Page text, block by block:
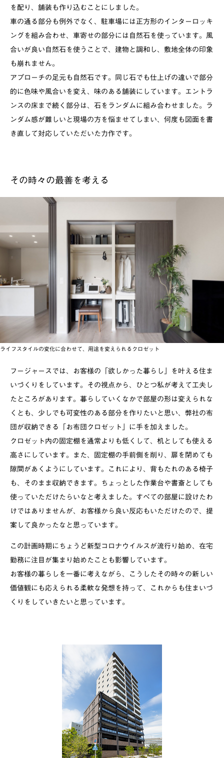
を配り、舗装も作り込むことにしました。
車の通る部分も例外でなく、駐車場には正方形のインターロッキ
ングを組み合わせ、車寄せの部分には自然石を使っています。風
合いが良い自然石を使うことで、建物と調和し、敷地全体の印象
も崩れません。
アプローチの足元も自然石です。同じ石でも仕上げの違いで部分
的に色味や風合いを変え、味のある舗装にしています。エントラ
ンスの床まで続く部分は、石をランダムに組み合わせました。ラ
ンダム感が難しいと現場の方を悩ませてしまい、何度も図面を書
き直して対応していただいた力作です。
その時々の最善を考える
ライフスタイルの変化に合わせて、用途を変えられるクロゼット
フージャースでは、お客様の「欲しかった暮らし」を叶える住ま
いづくりをしています。その視点から、ひとつ私が考えて工夫し
たところがあります。暮らしていくなかで部屋の形は変えられな
くとも、少しでも可変性のある部分を作りたいと思い、弊社の布
団が収納できる「お布団クロゼット」に手を加えました。
クロゼット内の固定棚を通常よりも低くして、机としても使える
高さにしています。また、固定棚の手前側を削り、扉を閉めても
隙間があくようにしています。これにより、背もたれのある椅子
も、そのまま収納できます。ちょっとした作業台や書斎としても
使っていただけたらいなと考えました。すべての部屋に設けたわ
けではありませんが、お客様から良い反応もいただけたので、提
案して良かったなと思っています。
この計画時期にちょうど新型コロナウイルスが流行り始め、在宅
勤務に注目が集まり始めたことも影響しています。
お客様の暮らしを一番に考えながら、こうしたその時々の新しい
価値観にも応えられる柔軟な発想を持って、これからも住まいづ
くりをしていきたいと思っています。